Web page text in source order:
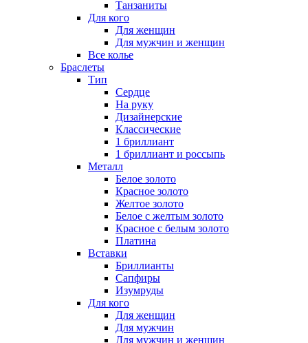
Танзаниты
Для кого
Для женщин
Для мужчин и женщин
Все колье
Браслеты
Тип
Сердце
На руку
Дизайнерские
Классические
1 бриллиант
1 бриллиант и россыпь
Металл
Белое золото
Красное золото
Желтое золото
Белое с желтым золото
Красное с белым золото
Платина
Вставки
Бриллианты
Сапфиры
Изумруды
Для кого
Для женщин
Для мужчин
Для мужчин и женщин